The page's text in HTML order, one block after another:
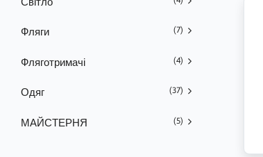
Фляги (7)
Фляготримачі (4)
Одяг (37)
МАЙСТЕРНЯ (5)